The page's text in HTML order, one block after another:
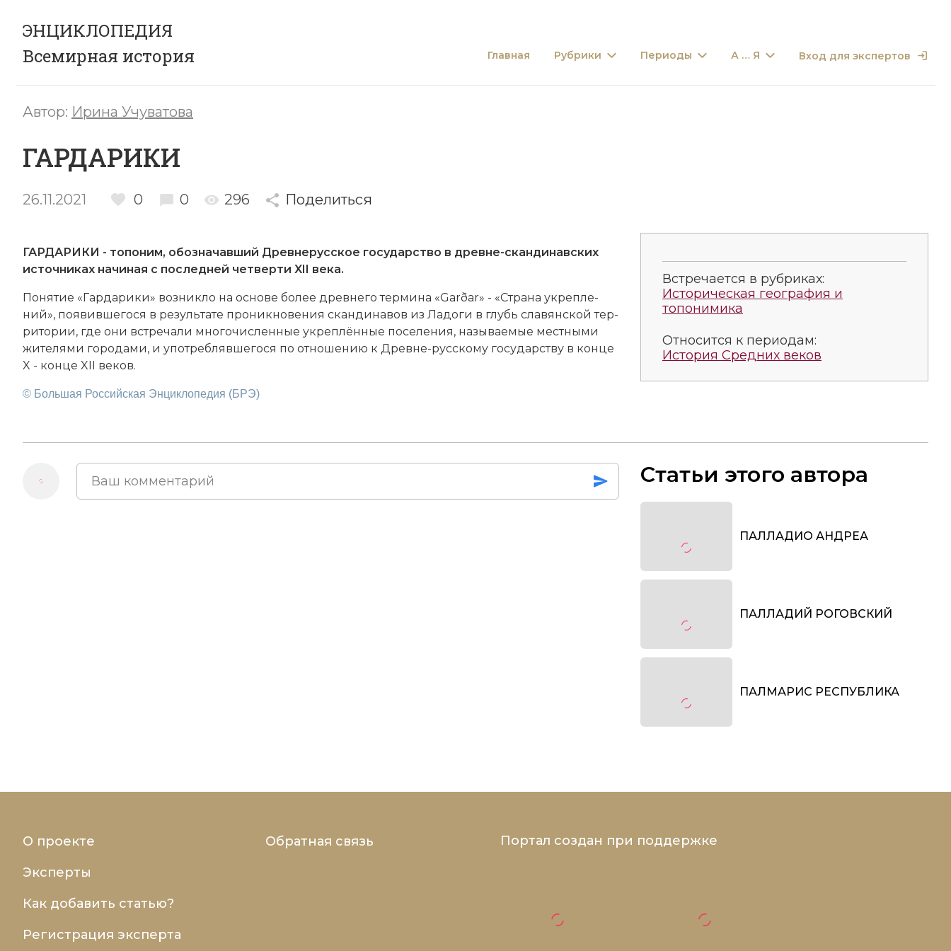
ЭНЦИКЛОПЕДИЯ
Всемирная история
Главная Рубрики Периоды А … Я Вход для экспертов
Автор: Ирина Учуватова
ГАРДАРИКИ
26.11.2021 0 0 296 Поделиться
ГАРДАРИКИ - топоним, обозначавший Древнерусское государство в древне-скандинавских
источниках начиная с последней четверти XII века.
По­ня­тие «Гардарики» воз­ник­ло на ос­но­ве бо­лее древ­не­го тер­ми­на «Garðar» - «Стра­на ук­ре­п­ле­
ний», поя­вив­ше­го­ся в ре­зуль­та­те про­ник­но­ве­ния скан­ди­на­вов из Ла­до­ги в глубь славянской тер­
ри­то­рии, где они встре­ча­ли мно­го­численные ук­ре­п­лён­ные по­се­ле­ния, на­зы­вае­мые ме­ст­ны­ми
жи­теля­ми го­ро­да­ми, и упот­реб­ляв­ше­го­ся по от­но­ше­нию к Древне-русскому государству в конце
X - конце XII веков.
© Большая Российская Энциклопедия (БРЭ)
Встречается в рубриках:
Историческая география и
топонимика
Относится к периодам:
История Средних веков
Статьи этого автора
ПАЛЛАДИО АНДРЕА
ПАЛЛАДИЙ РОГОВСКИЙ
ПАЛМАРИС РЕСПУБЛИКА
О проекте
Эксперты
Как добавить статью?
Регистрация эксперта
Обратная связь Портал создан при поддержке